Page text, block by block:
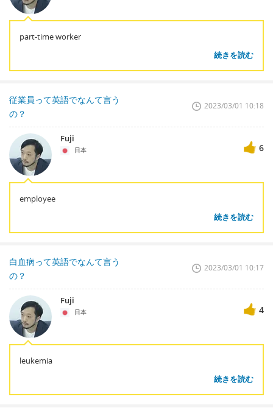
part-time worker
続きを読む
従業員って英語でなんて言う
の？
2023/03/01 10:18
Fuji
日本 6
employee
続きを読む
白血病って英語でなんて言う
の？
2023/03/01 10:17
Fuji
日本 4
leukemia
続きを読む